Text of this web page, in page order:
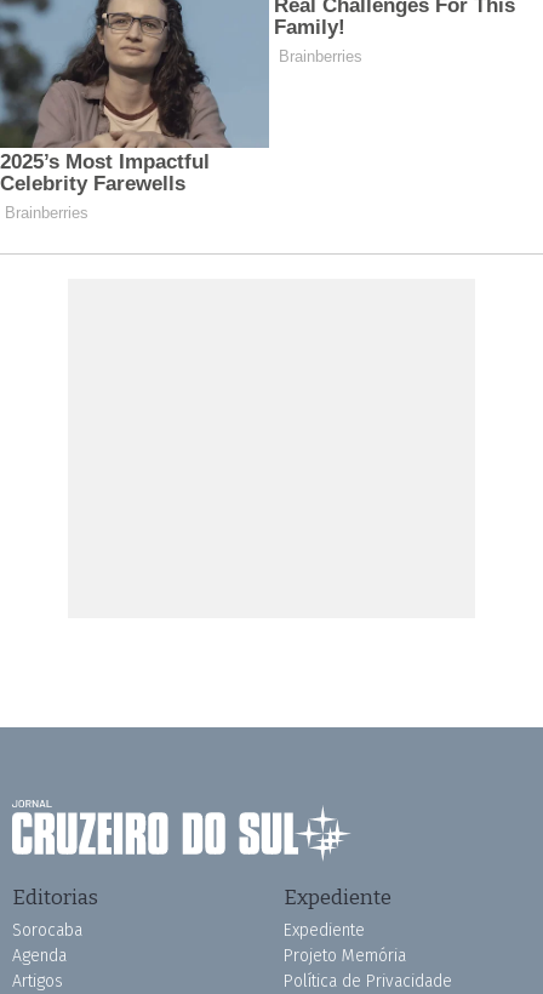
Editorias
Sorocaba
Agenda
Artigos
Expediente
Expediente
Projeto Memória
Política de Privacidade